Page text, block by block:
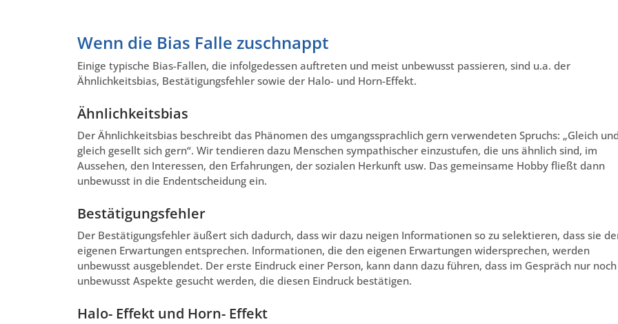
Wenn die Bias Falle zuschnappt
Einige typische Bias-Fallen, die infolgedessen auftreten und meist unbewusst passieren, sind u.a. der
Ähnlichkeitsbias, Bestätigungsfehler sowie der Halo- und Horn-Effekt.
Ähnlichkeitsbias
Der Ähnlichkeitsbias beschreibt das Phänomen des umgangssprachlich gern verwendeten Spruchs: „Gleich
gleich gesellt sich gern“. Wir tendieren dazu Menschen sympathischer einzustufen, die uns ähnlich sind, im
Aussehen, den Interessen, den Erfahrungen, der sozialen Herkunft usw. Das gemeinsame Hobby fließt dann
unbewusst in die Endentscheidung ein.
Bestätigungsfehler
Der Bestätigungsfehler äußert sich dadurch, dass wir dazu neigen Informationen so zu selektieren, dass sie
eigenen Erwartungen entsprechen. Informationen, die den eigenen Erwartungen widersprechen, werden
unbewusst ausgeblendet. Der erste Eindruck einer Person, kann dann dazu führen, dass im Gespräch nur noch
unbewusst Aspekte gesucht werden, die diesen Eindruck bestätigen.
Halo- Effekt und Horn- Effekt